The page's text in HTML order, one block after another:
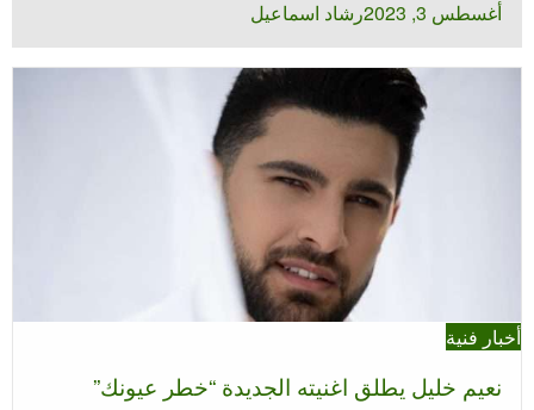
نُشر
في
أغسطس 3, 2023 رشاد اسماعيل
أخبار فنية
نعيم خليل يطلق اغنيته الجديدة “خطر عيونك”